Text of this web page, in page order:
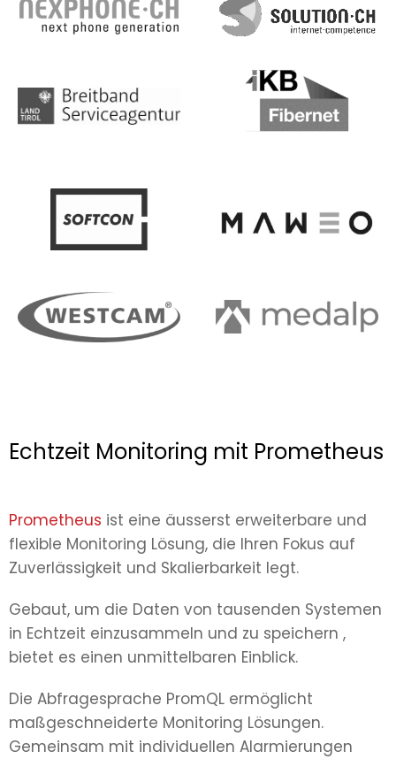
Echtzeit Monitoring mit Prometheus
Prometheus ist eine äusserst erweiterbare und
flexible Monitoring Lösung, die Ihren Fokus auf
Zuverlässigkeit und Skalierbarkeit legt.
Gebaut, um die Daten von tausenden Systemen
in Echtzeit einzusammeln und zu speichern ,
bietet es einen unmittelbaren Einblick.
Die Abfragesprache PromQL ermöglicht
maßgeschneiderte Monitoring Lösungen.
Gemeinsam mit individuellen Alarmierungen